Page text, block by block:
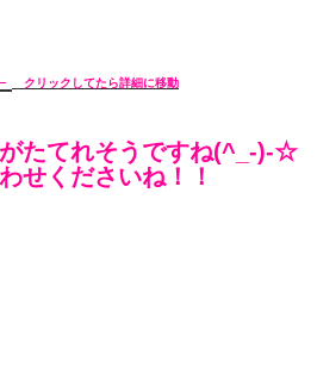
クリックしてたら詳細に移動
たてれそうですね(^_-)-☆
せくださいね！！